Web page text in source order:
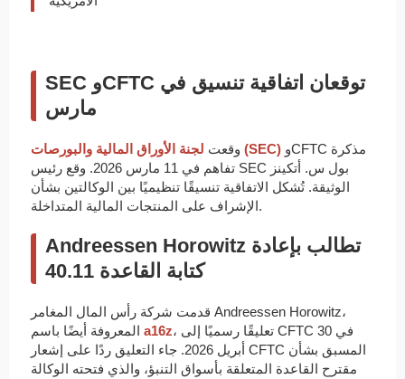
SEC وCFTC توقعان اتفاقية تنسيق في
مارس
وقعت لجنة الأوراق المالية والبورصات (SEC)
تفاهم في 11 مارس 2026. وقع رئيس SEC بول س. أتكينز
الوثيقة. تُشكل الاتفاقية تنسيقًا تنظيميًا بين الوكالتين بشأن
الإشراف على المنتجات المالية المتداخلة.
Andreessen Horowitz تطالب بإعادة
كتابة القاعدة 40.11
قدمت شركة رأس المال المغامر Andreessen Horowitz،
a16z، تعليقًا رسميًا إلى CFTC في 30
أبريل 2026. جاء التعليق ردًا على إشعار CFTC المسبق بشأن
مقترح القاعدة المتعلقة بأسواق التنبؤ، والذي فتحته الوكالة